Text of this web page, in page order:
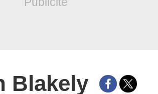
Blakely